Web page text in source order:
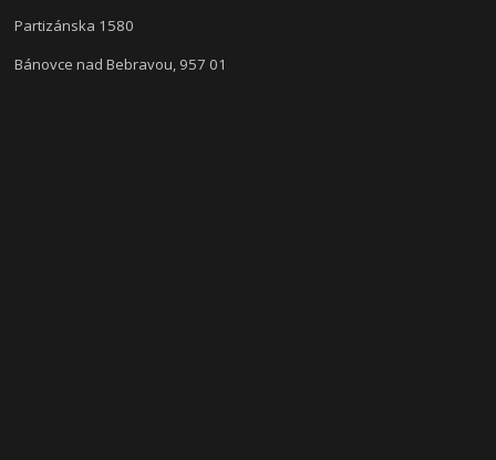
Partizánska 1580
Bánovce nad Bebravou, 957 01